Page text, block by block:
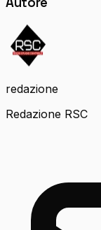
redazione
Redazione RSC